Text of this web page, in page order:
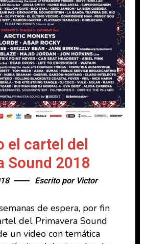
el cartel del
Sound 2018
Escrito por Victor
de espera, por fin
del Primavera Sound
un video con temática